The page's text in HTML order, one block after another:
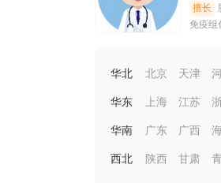
擅长
免疫组
华北 北京 天津
华东 上海 江苏
华南 广东 广西
西北 陕西 甘肃